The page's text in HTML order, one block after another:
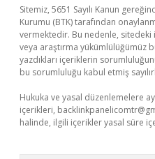
Sitemiz, 5651 Sayılı Kanun
Kurumu (BTK) tarafından
vermektedir. Bu nedenle,
veya araştırma yükümlülüğümüz
yazdıkları içeriklerin
bu sorumluluğu kabul etmiş
Hukuka ve yasal düzenlemelere
içerikleri,
halinde, ilgili içerikler yasal süre